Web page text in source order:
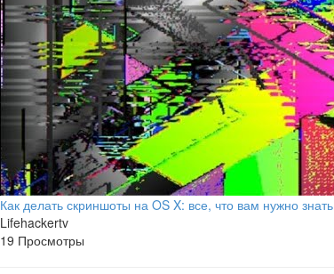
Как делать скриншоты на OS X: все, что вам нужно знать
Lifehackertv
19 Просмотры